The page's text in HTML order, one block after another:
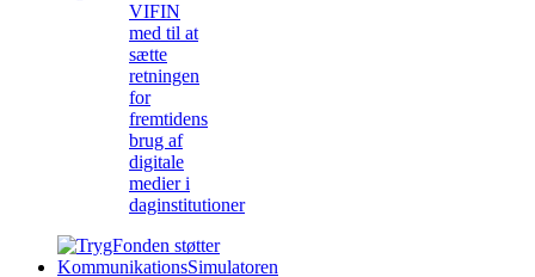
VIFIN
med til at
sætte
retningen
for
fremtidens
brug af
digitale
medier i
daginstitutioner